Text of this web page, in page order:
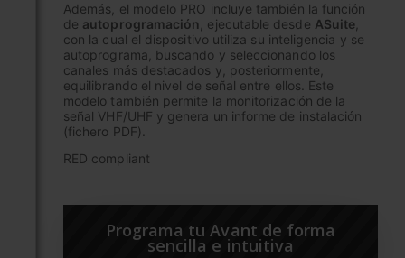
Además, el modelo PRO incluye también la función
de autoprogramación , ejecutable desde ASuite
con la cual el dispositivo utiliza su inteligencia y se
autoprograma, buscando y seleccionando los
canales más destacados y, posteriormente,
equilibrando el nivel de señal entre ellos. Este
modelo también permite la monitorización de la
señal VHF/UHF y genera un informe de instalación
(fichero PDF).
RED compliant
Programa tu Avant de forma
sencilla e intuitiva